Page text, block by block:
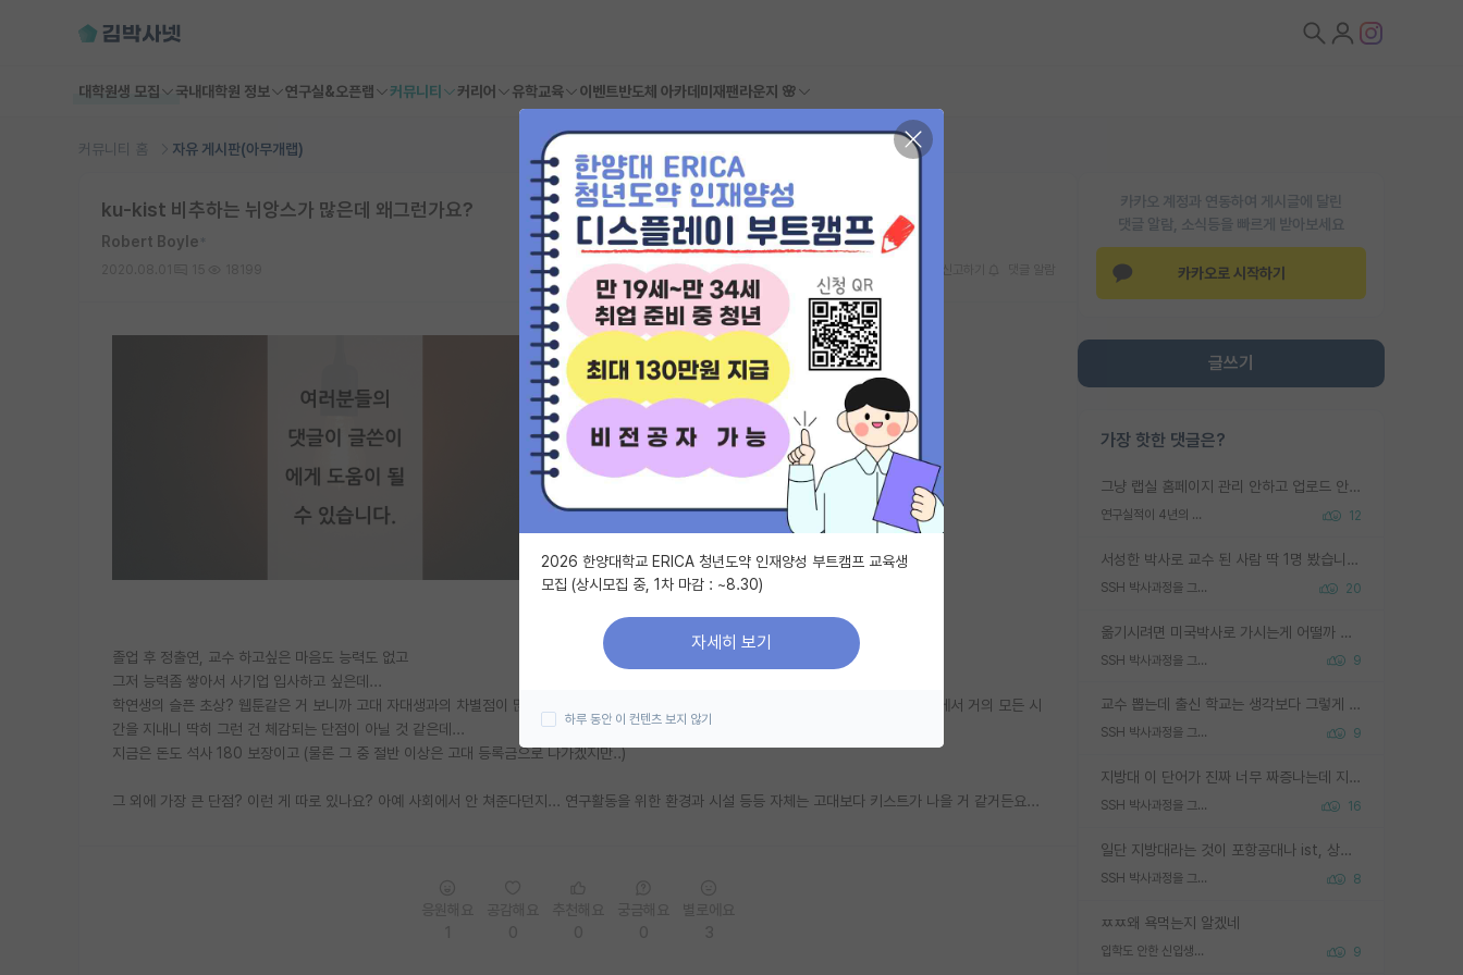
대학원생 모집 국내대학원 정보 연구실&오픈랩 커뮤니티 커리어 유학교육 이벤트반도체 아카데미 재팬라운지 🌸
커뮤니티 홈 자유 게시판(아무개랩)
카카오 계정과 연동하여 게시글에 달린
댓글 알람, 소식등을 빠르게 받아보세요
카카오로 시작하기
글쓰기
가장 핫한 댓글은?
그냥 랩실 홈페이지 관리 안하고 업로드 안한거 아님?
연구실적이 4년의 공백이 있는거 어떻게 생각하냐 12
서성한 박사로 교수 된 사람 딱 1명 봤습니다. 근데 지방대 박사로 교수된 거는 기적이 일어나야되요. 서성한 학부부터여도 빡센게 교수임용일텐데 지방대박사로 무슨 교수가 되나요...... 중소기업/중견기업 팀장급/연구소장급이나 될거 같네요.
SSH 박사과정을 그만두고 지방대 박사로 옮기면 교수의 꿈은 끝일까요? 20
옮기시려면 미국박사로 가시는게 어떨까 싶네요. 교수가 꿈이면 미국박사 하고 미국교수 까지 같이 노리시는게 기회가 많지 않을까요?
SSH 박사과정을 그만두고 지방대 박사로 옮기면 교수의 꿈은 끝일까요? 9
교수 뽑는데 출신 학교는 생각보다 그렇게 안 봄. 앞으로는 더 안 보게 될거임. 박사는 어디서 진행해도 됨. 단, 제대로 쌓고 좋은 실적 만들 수 있다면. 그런데 지방대는 그럴 가능성이 지극히 낮음. 나만 열심히 잘 하면 된다? 인간은 주변 환경에 지배되는 나약한 존재임. 주변의 지방대 대학원생과 섞이고 지방 특유의 여유로움 또는 나쁘게 얘기해서 나태함에 젖어 살다보면 교수의 꿈 자체를 잊어버리게 될 가능성도 있음. 주변 환경이 70~80%임.
SSH 박사과정을 그만두고 지방대 박사로 옮기면 교수의 꿈은 끝일까요? 9
지방대 이 단어가 진짜 너무 짜증나는데 지방대면 다 그냥 쓰레기인가요? 무슨 말 같지도 않은 댓글들이 있는건지??? 지방에도 충분히 좋은 대학 많고 충분히 잘하는 교수님들 많습니다 포항공대 4개 IST 대표 지거국들 여기 모두 다 지방에 있고 여기 출신들 중에 교수하는 분들 적지 않습니다 지거국 출신이 무슨 교수를 하냐?라고 생각할 사람들 많은데 상위 대표 지거국에 아웃라이어들 많습니다 결국 개인의 연구역량과 실적이 중요합니다 이 역량을 펼치는데 있어서 지도교수와의 합도 중요합니다. 그리고 경력이 필요하면 해외포닥까지 다녀오세요
SSH 박사과정을 그만두고 지방대 박사로 옮기면 교수의 꿈은 끝일까요? 16
일단 지방대라는 것이 포항공대나 ist, 상위 지거국은 아니라고 생각하겠습니다. 그런곳은 서성한에 비해 소위 대학 네임밸류가 크게 뒤떨어지지는 않으니까요. 대학 이름이 중요하냐? 당연합니다. 대학 이름이 좋아서 좋은 아웃풋이 나오는 것이냐, 좋은 대학은 좋은 사람과 좋은 기회가 몰려있으니 아웃풋도 자연스럽게 좋아지는 것이냐? 대답하기 어려운 문제입니다. 아직 한국 사회에서 학벌을 보는 것도, 특히 이공계를 중심으로 학벌보다는 실적 위주라는 분위기가 형성되는 것도 사실입니다. 지방대 출신으로 전임교수가 될수 있느냐? 가능 불가능을 따지면 당연히 가능입니다. 지방대 박사 출신으로 전임교원이 된 경우가 실제로 있으니까요. 현실적인 가능성이 있느냐? 지금 이정도 대학의 교수가 되고싶다고 생각되는 대학 들어가서 컴공과 교수 목록 켜고 박사 어디서 받았는지 쭉 한번 보세요. 냉정하게 지방대 출신인 분들이 많지는 않으실겁니다.
SSH 박사과정을 그만두고 지방대 박사로 옮기면 교수의 꿈은 끝일까요? 8
ㅉㅉ왜 욕먹는지 알겠네
입학도 안한 신입생이 원래 관심을 받나요 9
ku-kist 비추하는 뉘앙스가 많은데 왜그런가요?
Robert Boyle
졸업 후 정출연, 교수 하고싶은 마음도 능력도 없고
그저 능력좀 쌓아서 사기업 입사하고 싶은데...
학연생의 슬픈 초상? 웹툰같은 거 보니까 고대 자대생과의 차별점이 많은 것 같더라구요... 그런데 애초에 고대로는 주 1회 갈 거 같고, 키스트에서 거의 모든 시
간을 지내니 딱히 그런 건 체감되는 단점이 아닐 것 같은데...
지금은 돈도 석사 180 보장이고 (물론 그 중 절반 이상은 고대 등록금으로 나가겠지만..)
그 외에 가장 큰 단점? 이런 게 따로 있나요? 아예 사회에서 안 쳐준다던지... 연구활동을 위한 환경과 시설 등등 자체는 고대보다 키스트가 나을 거 같거든요...
2026 한양대학교 ERICA 청년도약 인재양성 부트캠프 교육생
모집 (상시모집 중, 1차 마감 : ~8.30)
자세히 보기
하루 동안 이 컨텐츠 보지 않기